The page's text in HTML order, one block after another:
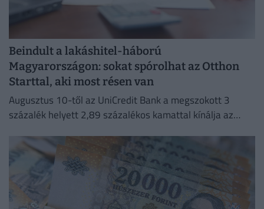
Beindult a lakáshitel-háború
Magyarországon: sokat spórolhat az Otthon
Starttal, aki most résen van
Augusztus 10-től az UniCredit Bank a megszokott 3
százalék helyett 2,89 százalékos kamattal kínálja az